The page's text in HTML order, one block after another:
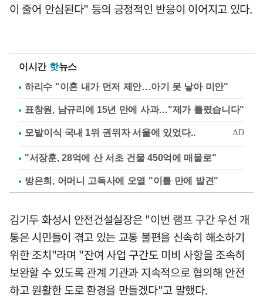
이 줄어 안심된다" 등의 긍정적인 반응이 이어지고 있다.
이시간 핫뉴스
하리수 "이혼 내가 먼저 제안…아기 못 낳아 미안"
표창원, 남규리에 15년 만에 사과…"제가 틀렸습니다"
"서장훈, 28억에 산 서초 건물 450억에 매물로"
방은희, 어머니 고독사에 오열 "이틀 만에 발견"
김기두 화성시 안전건설실장은 "이번 램프 구간 우선 개
통은 시민들이 겪고 있는 교통 불편을 신속히 해소하기
위한 조치"라며 "잔여 사업 구간도 미비 사항을 조속히
보완할 수 있도록 관계 기관과 지속적으로 협의해 안전
하고 원활한 도로 환경을 만들겠다"고 말했다.